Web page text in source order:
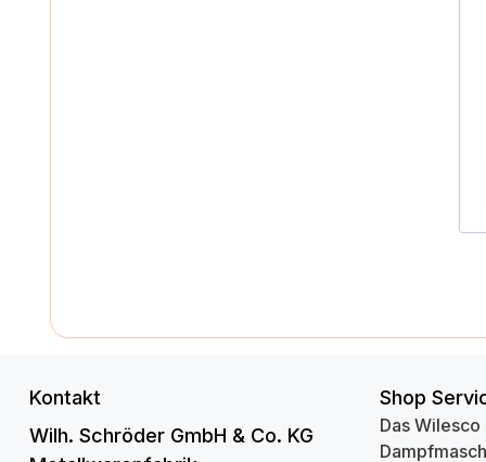
Kontakt
Wilh. Schröder GmbH & Co. KG
Shop
Das